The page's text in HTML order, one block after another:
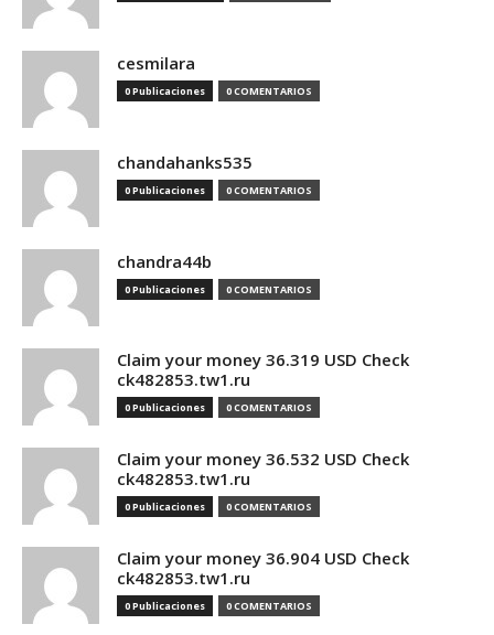
cesmilara
0 Publicaciones 0 COMENTARIOS
chandahanks535
0 Publicaciones 0 COMENTARIOS
chandra44b
0 Publicaciones 0 COMENTARIOS
Claim your money 36.319 USD Check
ck482853.tw1.ru
0 Publicaciones 0 COMENTARIOS
Claim your money 36.532 USD Check
ck482853.tw1.ru
0 Publicaciones 0 COMENTARIOS
Claim your money 36.904 USD Check
ck482853.tw1.ru
0 Publicaciones 0 COMENTARIOS